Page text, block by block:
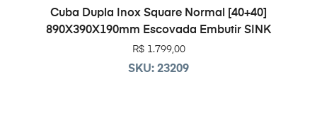
ADICIONAR AO CARRINHO
Cuba Dupla Inox Square Normal [40+40]
890X390X190mm Escovada Embutir SINK
R$1.799,00
SKU: 23209